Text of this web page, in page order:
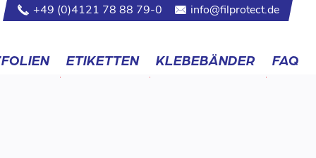
+49 (0)4121 78 88 79-0 info@filprotect.de
ETIKETTEN KLEBEBÄNDER FAQ